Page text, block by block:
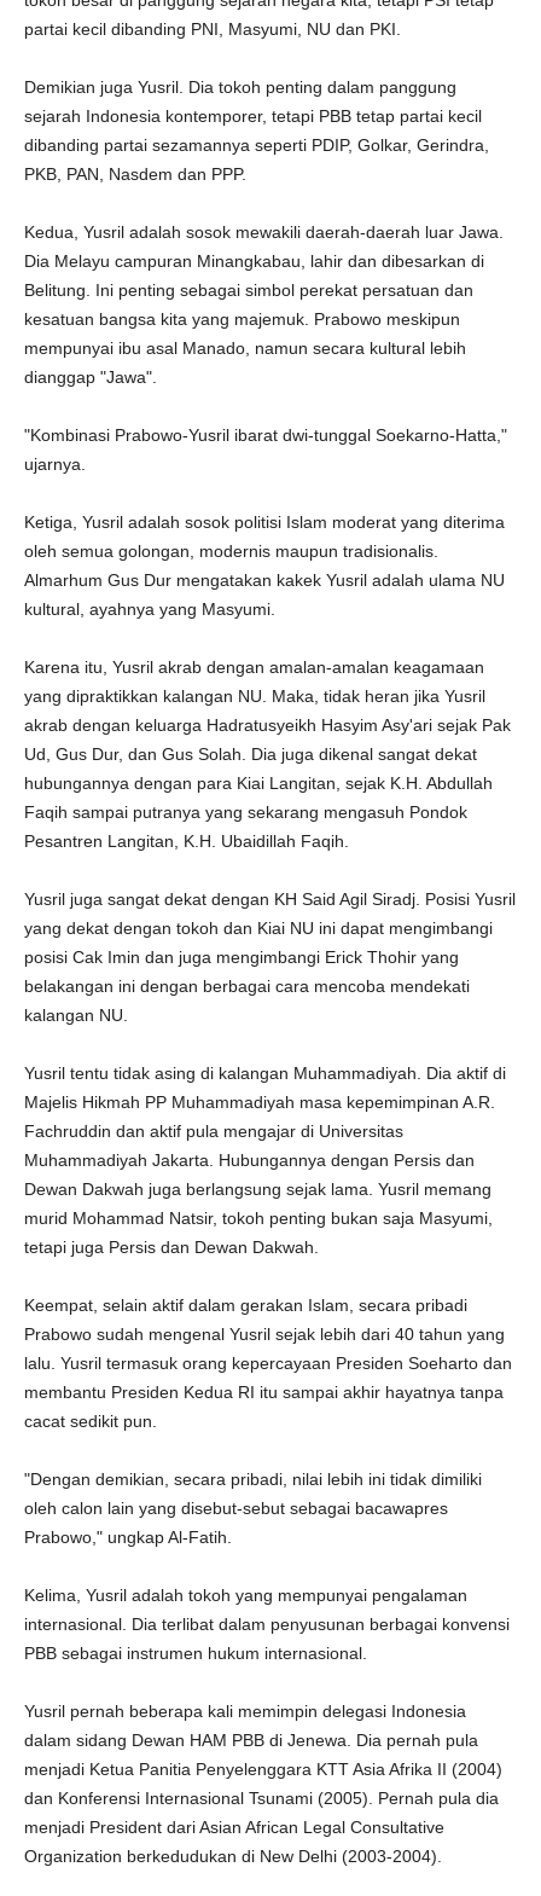
partai kecil dibanding PNI, Masyumi, NU dan PKI.
Demikian juga Yusril. Dia tokoh penting dalam panggung
sejarah Indonesia kontemporer, tetapi PBB tetap partai kecil
dibanding partai sezamannya seperti PDIP, Golkar, Gerindra,
PKB, PAN, Nasdem dan PPP.
Kedua, Yusril adalah sosok mewakili daerah-daerah luar Jawa.
Dia Melayu campuran Minangkabau, lahir dan dibesarkan di
Belitung. Ini penting sebagai simbol perekat persatuan dan
kesatuan bangsa kita yang majemuk. Prabowo meskipun
mempunyai ibu asal Manado, namun secara kultural lebih
dianggap "Jawa".
"Kombinasi Prabowo-Yusril ibarat dwi-tunggal Soekarno-Hatta,"
ujarnya.
Ketiga, Yusril adalah sosok politisi Islam moderat yang diterima
oleh semua golongan, modernis maupun tradisionalis.
Almarhum Gus Dur mengatakan kakek Yusril adalah ulama NU
kultural, ayahnya yang Masyumi.
Karena itu, Yusril akrab dengan amalan-amalan keagamaan
yang dipraktikkan kalangan NU. Maka, tidak heran jika Yusril
akrab dengan keluarga Hadratusyeikh Hasyim Asy'ari sejak Pak
Ud, Gus Dur, dan Gus Solah. Dia juga dikenal sangat dekat
hubungannya dengan para Kiai Langitan, sejak K.H. Abdullah
Faqih sampai putranya yang sekarang mengasuh Pondok
Pesantren Langitan, K.H. Ubaidillah Faqih.
Yusril juga sangat dekat dengan KH Said Agil Siradj. Posisi Yusril
yang dekat dengan tokoh dan Kiai NU ini dapat mengimbangi
posisi Cak Imin dan juga mengimbangi Erick Thohir yang
belakangan ini dengan berbagai cara mencoba mendekati
kalangan NU.
Yusril tentu tidak asing di kalangan Muhammadiyah. Dia aktif di
Majelis Hikmah PP Muhammadiyah masa kepemimpinan A.R.
Fachruddin dan aktif pula mengajar di Universitas
Muhammadiyah Jakarta. Hubungannya dengan Persis dan
Dewan Dakwah juga berlangsung sejak lama. Yusril memang
murid Mohammad Natsir, tokoh penting bukan saja Masyumi,
tetapi juga Persis dan Dewan Dakwah.
Keempat, selain aktif dalam gerakan Islam, secara pribadi
Prabowo sudah mengenal Yusril sejak lebih dari 40 tahun yang
lalu. Yusril termasuk orang kepercayaan Presiden Soeharto dan
membantu Presiden Kedua RI itu sampai akhir hayatnya tanpa
cacat sedikit pun.
"Dengan demikian, secara pribadi, nilai lebih ini tidak dimiliki
oleh calon lain yang disebut-sebut sebagai bacawapres
Prabowo," ungkap Al-Fatih.
Kelima, Yusril adalah tokoh yang mempunyai pengalaman
internasional. Dia terlibat dalam penyusunan berbagai konvensi
PBB sebagai instrumen hukum internasional.
Yusril pernah beberapa kali memimpin delegasi Indonesia
dalam sidang Dewan HAM PBB di Jenewa. Dia pernah pula
menjadi Ketua Panitia Penyelenggara KTT Asia Afrika II (2004)
dan Konferensi Internasional Tsunami (2005). Pernah pula dia
menjadi President dari Asian African Legal Consultative
Organization berkedudukan di New Delhi (2003-2004).